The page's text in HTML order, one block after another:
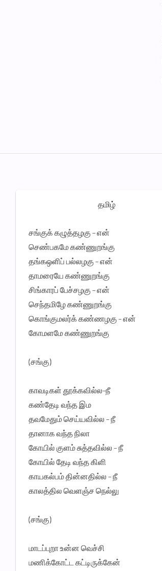
தமிழ்
சங்குக் கழுத்தழகு - என்
செண்பகமே கண்ணுறங்கு
தங்கஒளிப் பல்லழகு - என்
தாமரையே கண்ணுறங்கு
சிங்காரப் பேச்சழகு - என்
செந்தமிழே கண்ணுறங்கு
கொங்குமலர்க் கண்ணழகு - என்
கோமளமே கண்ணுறங்கு
(சங்கு)
காவடிகள் தூக்கவில்ல-நீ
கண்தேடி வந்த இம
தவமேதும் செய்யவில்ல - நீ
தானாக வந்த நிலா
கோயில் குளம் சுத்தவில்ல - நீ
கோயில் தேடி வந்த கிளி
காயகல்பம் தின்னதில்ல - நீ
காலத்தில வெளஞ்ச நெல்லு
(சங்கு)
மாடப்புறா உன்ன வெச்சி
மணிக்கோட்ட கட்டிருக்கேன்